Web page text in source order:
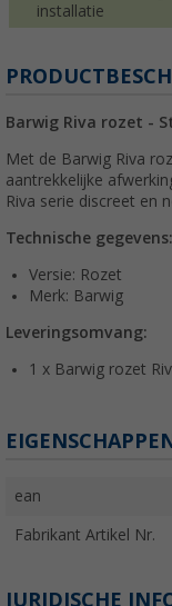
installatie
Barwig Riva rozet -
Met de Barwig Riva
aantrekkelijke
Riva serie discreet en
Technische gegevens:
Versie: Rozet
Merk: Barwig
Leveringsomvang:
1 x Barwig rozet
ean
Fabrikant Artikel Nr.
JURIDISCHE